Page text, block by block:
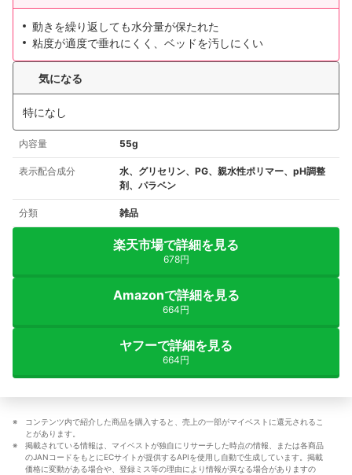
動きを繰り返しても水分量が保たれた
粘度が適度で垂れにくく、ベッドを汚しにくい
気になる
特になし
内容量 55g
表示配合成分
水、グリセリン、PG、親水性ポリマー、pH調整
剤、パラベン
分類 雑品
楽天市場で詳細を見る
678円
Amazonで詳細を見る
664円
ヤフーで詳細を見る
664円
コンテンツ内で紹介した商品を購入すると、売上の一部がマイベストに還元されるこ
とがあります。
掲載されている情報は、マイベストが独自にリサーチした時点の情報、または各商品
のJANコードをもとにECサイトが提供するAPIを使用し自動で生成しています。掲載
価格に変動がある場合や、登録ミス等の理由により情報が異なる場合がありますの